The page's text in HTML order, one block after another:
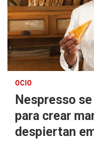
OCIO
Nespresso
para crear
despiertan